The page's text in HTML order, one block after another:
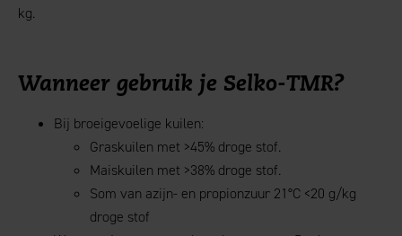
kg.
Wanneer gebruik je Selko-TMR?
Bij broeigevoelige kuilen:
Graskuilen met >45% droge stof.
Maiskuilen met >38% droge stof.
Som van azijn- en propionzuur 21°C <20 g/kg
droge stof